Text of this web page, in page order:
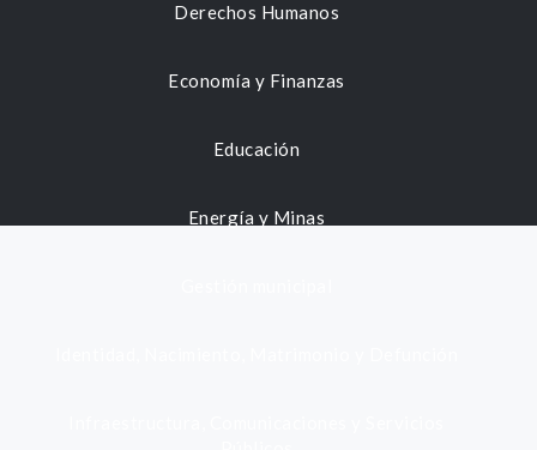
Derechos Humanos
Economía y Finanzas
Educación
Energía y Minas